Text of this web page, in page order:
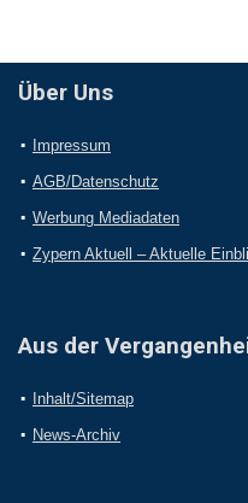
Über Uns
Impressum
AGB/Datenschutz
Werbung Mediadaten
Zypern Aktuell – Aktuelle
Aus der
Inhalt/Sitemap
News-Archiv